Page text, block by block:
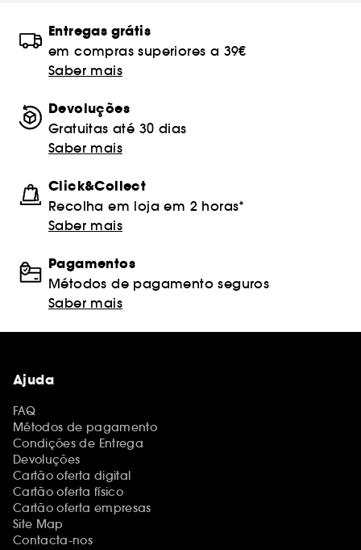
Entregas grátis
em compras superiores a 39€
Saber mais
Devoluções
Gratuitas até 30 dias
Saber mais
Click&Collect
Recolha em loja em 2 horas*
Saber mais
Pagamentos
Métodos de pagamento seguros
Saber mais
Ajuda
FAQ
Métodos de pagamento
Condições de Entrega
Devoluções
Cartão oferta digital
Cartão oferta físico
Cartão oferta empresas
Site Map
Contacta-nos